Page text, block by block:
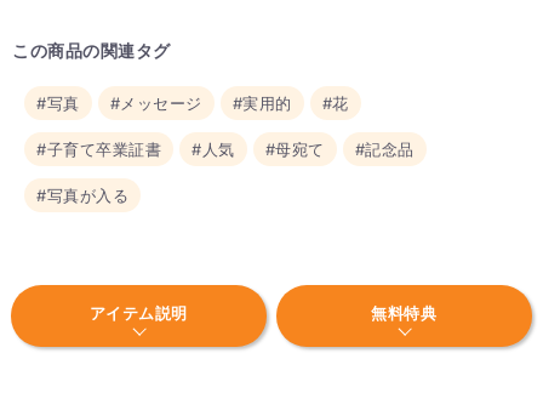
この商品の関連タグ
#写真 #メッセージ #実用的 #花
#子育て卒業証書 #人気 #母宛て #記念品
#写真が入る
アイテム説明 無料特典